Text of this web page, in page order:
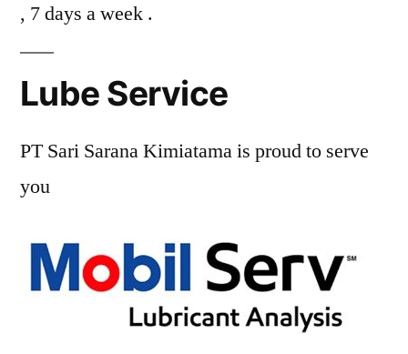
, 7 days a week .
Lube Service
PT Sari Sarana Kimiatama is proud to serve
you